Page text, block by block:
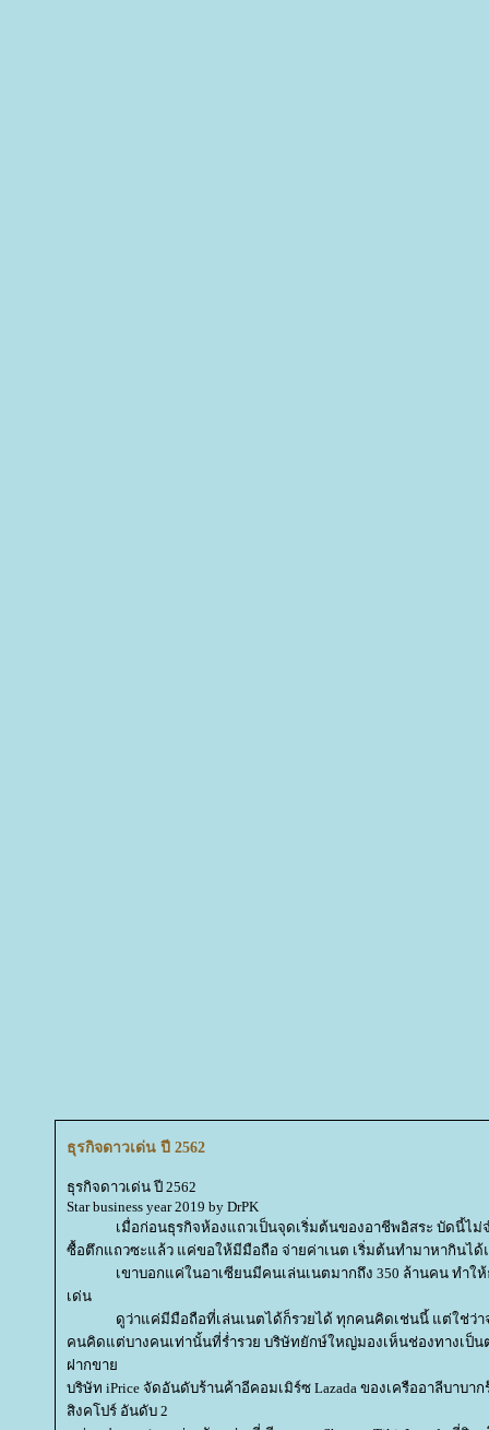
ธุรกิจดาวเด่น ปี 2562
ธุรกิจดาวเด่น ปี 2562
Star business year 2019 by DrPK
เมื่อก่อนธุรกิจห้องแถวเป็นจุดเริ่มต้นของอาชีพอิสระ บัดนี้ไม่จ
ซื้อตึกแถวซะแล้ว แค่ขอให้มีมือถือ จ่ายค่าเนต เริ่มต้นทำมาหากินได้
เขาบอกแค่ในอาเซียนมีคนเล่นเนตมากถึง 350 ล้านคน ทำให้ธุ
เด่น
ดูว่าแค่มีมือถือที่เล่นเนตได้ก็รวยได้ ทุกคนคิดเช่นนี้ แต่ใช่ว่า
คนคิดแต่บางคนเท่านั้นที่ร่ำรวย บริษัทยักษ์ใหญ่มองเห็นช่องทางเป็
ฝากขา
บริษัท iPrice จัดอันดับร้านค้าอีคอมเมิร์ซ Lazada ของเครืออาลีบาบาก
สิงคโปร์ อันดับ 2